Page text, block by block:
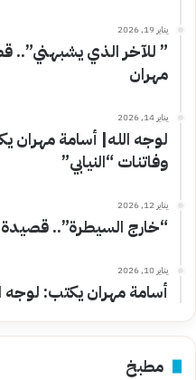
يناير 19, 2026
” للآخر الذي يشبهني”..
مهران
يناير 14, 2026
لوجه الله| أسامة مهران
وفاتنات “النيابي”
يناير 12, 2026
“خارج السيطرة”..
يناير 10, 2026
أسامة مهران يكتب: لوجه
مطبخ